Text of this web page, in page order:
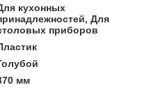
кухонных
Для
приборов
мм